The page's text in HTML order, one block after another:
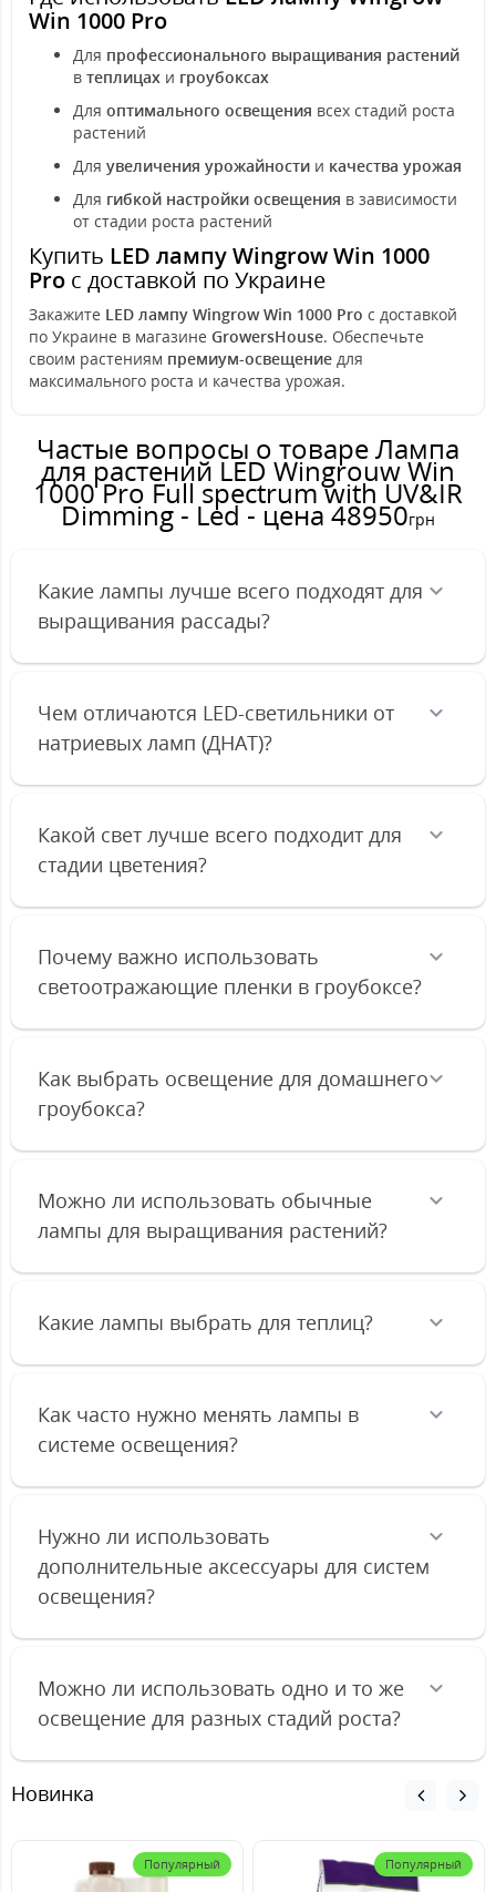
Win 1000 Pro
Для профессионального выращивания растений
в теплицах и гроубоксах
Для оптимального освещения всех стадий роста
растений
Для увеличения урожайности и качества урожая
Для гибкой настройки освещения в зависимости
от стадии роста растений
Купить LED лампу Wingrow Win 1000
Pro с доставкой по Украине
Закажите LED лампу Wingrow Win 1000 Pro с доставкой
по Украине в магазине GrowersHouse. Обеспечьте
своим растениям премиум-освещение для
максимального роста и качества урожая.
Частые вопросы о товаре Лампа
для растений LED Wingrouw Win
1000 Pro Full spectrum with UV&IR
Dimming - Led - цена 48950грн
Какие лампы лучше всего подходят для
выращивания рассады?
Чем отличаются LED-светильники от
натриевых ламп (ДНАТ)?
Какой свет лучше всего подходит для
стадии цветения?
Почему важно использовать
светоотражающие пленки в гроубоксе?
Как выбрать освещение для домашнего
гроубокса?
Можно ли использовать обычные
лампы для выращивания растений?
Какие лампы выбрать для теплиц?
Как часто нужно менять лампы в
системе освещения?
Нужно ли использовать
дополнительные аксессуары для систем
освещения?
Можно ли использовать одно и то же
освещение для разных стадий роста?
Новинка
Популярный Популярный